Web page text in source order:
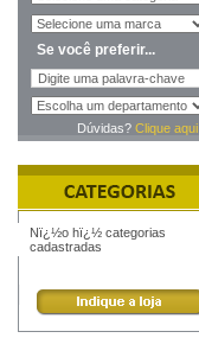
Se você preferir...
Dúvidas? Clique aqui
Nï¿½o hï¿½ categorias
cadastradas